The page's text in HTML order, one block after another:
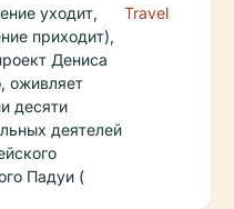
уходит,
приходит),
Дениса
оживляет
десяти
деятелей
Падуи (
Travel